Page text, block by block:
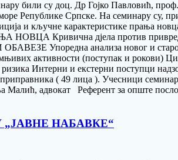
били су доц. Др Гојко Павловић,
Републике Српске. На семинару су,
кључне карактеристике прања
Кривична дјела против привреде
Упоредна анализа новог и
активности (поступак и рокови)
Интерни и екстерни поступци
( 49 лица ). Учесници
Малић, адвокат Референт за опште
НАБАВКЕ“